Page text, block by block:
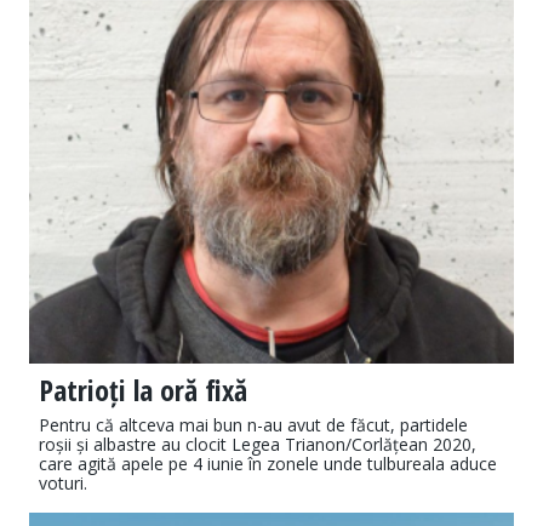
Patrioți la oră fixă
Pentru că altceva mai bun n-au avut de făcut, partidele
roșii și albastre au clocit Legea Trianon/Corlățean 2020,
care agită apele pe 4 iunie în zonele unde tulbureala aduce
voturi.